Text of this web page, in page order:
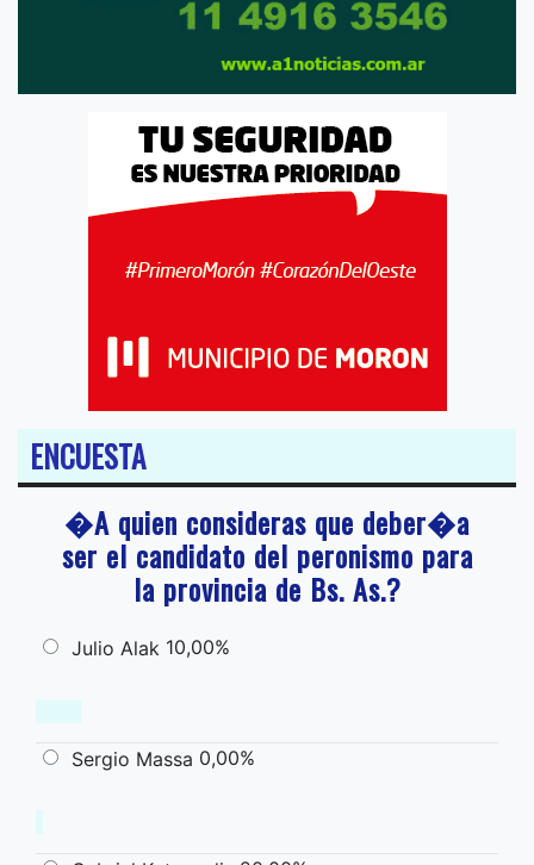
ENCUESTA
�A quien consideras que deber�a
ser el candidato del peronismo para
la provincia de Bs. As.?
Julio Alak 10,00%
Sergio Massa 0,00%